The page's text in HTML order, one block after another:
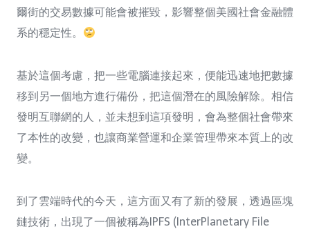
爾街的交易數據可能會被摧毀，影響整個美國社會金融體
系的穩定性。
基於這個考慮，把一些電腦連接起來，便能迅速地把數據
移到另一個地方進行備份，把這個潛在的風險解除。相信
發明互聯網的人，並未想到這項發明，會為整個社會帶來
了本性的改變，也讓商業營運和企業管理帶來本質上的改
變。
到了雲端時代的今天，這方面又有了新的發展，透過區塊
鏈技術，出現了一個被稱為IPFS (InterPlanetary File